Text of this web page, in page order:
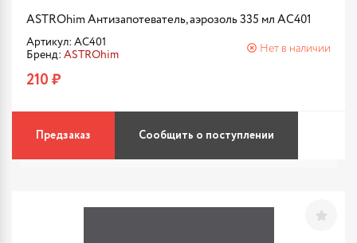
ASTROhim Антизапотеватель, аэрозоль 335 мл AC401
Артикул: AC401
Бренд: ASTROhim
Нет в наличии
210 ₽
Предзаказ Сообщить о поступлении